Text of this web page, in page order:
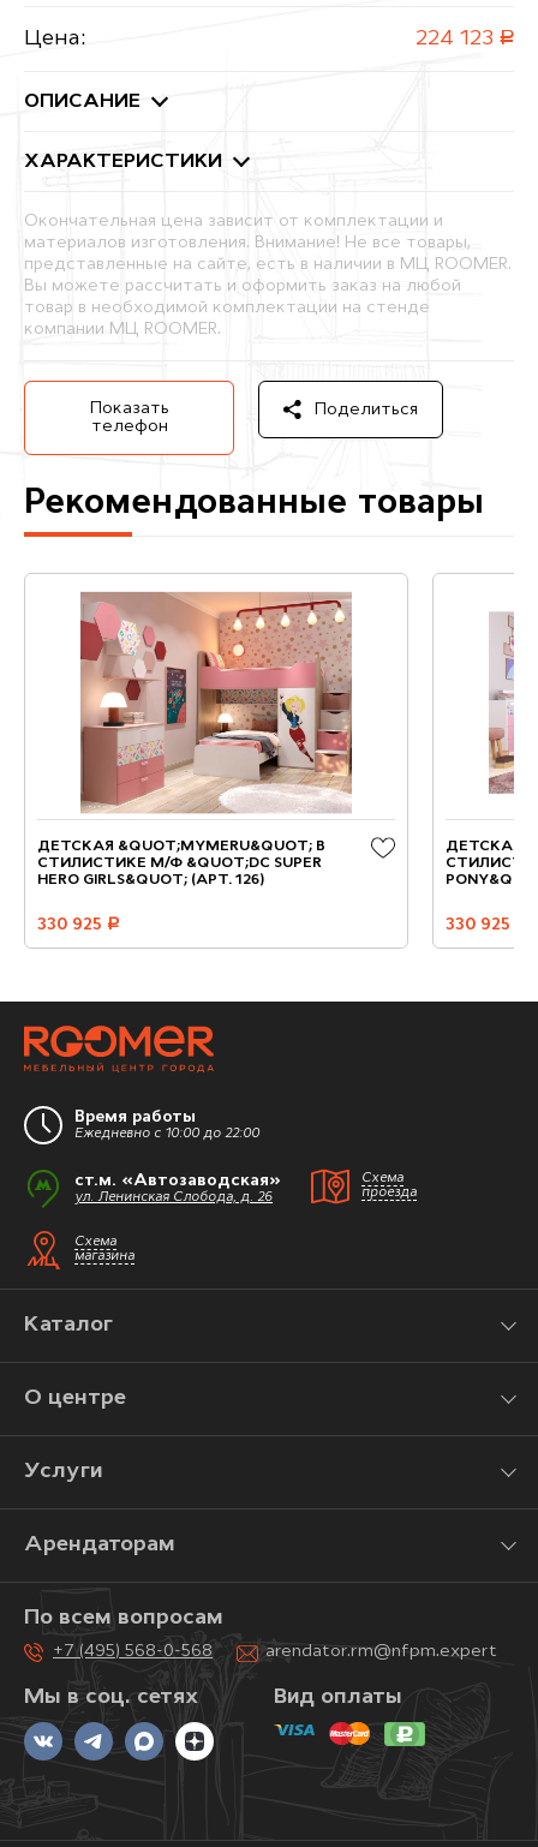
Цена: 224 123 руб.
ОПИСАНИЕ
ХАРАКТЕРИСТИКИ
Окончательная цена зависит от комплектации и
материалов изготовления. Внимание! Не все товары,
представленные на сайте, есть в наличии в МЦ ROOMER.
Вы можете рассчитать и оформить заказ на любой
товар в необходимой комплектации на стенде
компании МЦ ROOMER.
Показать
телефон
Поделиться
Рекомендованные товары
ДЕТСКАЯ &QUOT;MYMERU&QUOT; В
СТИЛИСТИКЕ М/Ф &QUOT;DC SUPER
HERO GIRLS&QUOT; (АРТ. 126)
330 925 руб.
ДЕТСКАЯ
330 925
Время работы
Ежедневно с 10:00 до 22:00
ст.м. «Автозаводская»
ул. Ленинская Слобода, д. 26
Схема
проезда
Схема
магазина
Каталог
О центре
Услуги
Арендаторам
Мы в соц. сетях
По всем вопросам
+7 (495) 568-0-568 arendator.rm@nfpm.expert
Вид оплаты